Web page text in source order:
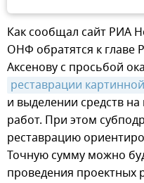
Как сообщал сайт РИА
ОНФ обратятся к главе
Аксенову с просьбой
реставрации
и выделении средств
работ. При этом
реставрацию
Точную сумму можно
проведения проектных